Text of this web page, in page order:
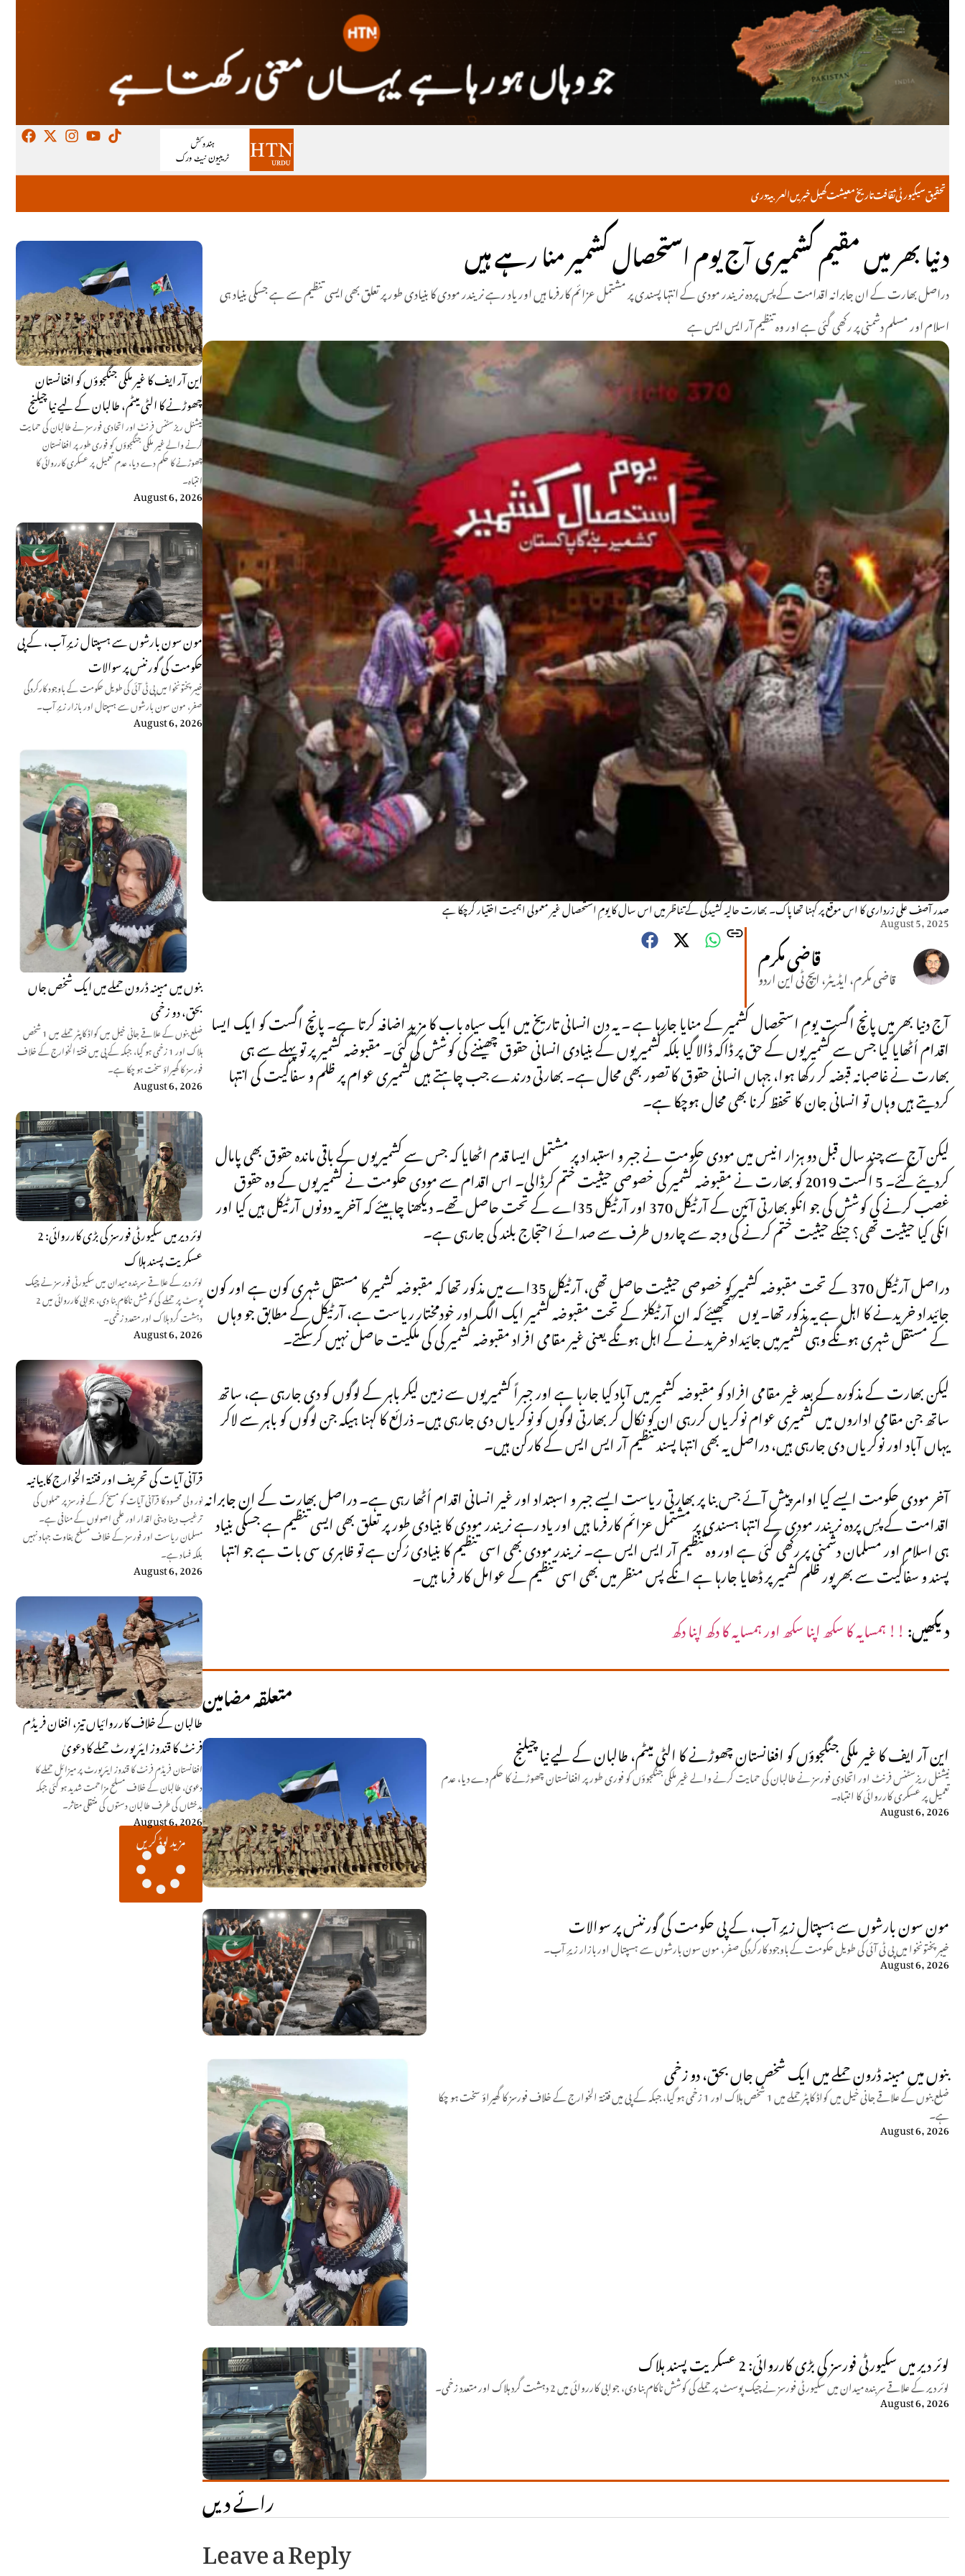
خبریںکھیلمعیشتتاریخثقافتسیکیورٹیتحقیق دریالعربية
این آر ایف کا غیر ملکی جنگجوؤں کو افغانستان
چھوڑنے کا الٹی میٹم، طالبان کے لیے نیا چیلنج
نیشنل ریزسٹنس فرنٹ اور اتحادی فورسز نے طالبان کی حمایت
کرنے والے غیر ملکی جنگجوؤں کو فوری طور پر افغانستان
چھوڑنے کا حکم دے دیا، عدم تعمیل پر عسکری کارروائی کا
انتباہ۔
August 6, 2026
مون سون بارشوں سے ہسپتال زیرِ آب، کے پی
حکومت کی گورننس پر سوالات
خیبرپختونخوا میں پی ٹی آئی کی طویل حکومت کے باوجود کارکردگی
صفر، مون سون بارشوں سے ہسپتال اور بازار زیرِ آب۔
August 6, 2026
بنوں میں مبینہ ڈرون حملے میں ایک شخص جاں
بحق، دو زخمی
ضلع بنوں کے علاقے جانی خیل میں کواڈ کاپٹر حملے میں 1 شخص
ہلاک اور 1 زخمی ہو گیا، جبکہ کے پی میں فتنۃ الخوارج کے خلاف
فورسز کا گھیراؤ سخت ہو چکا ہے۔
August 6, 2026
لوئر دیر میں سکیورٹی فورسز کی بڑی کارروائی: 2
عسکریت پسند ہلاک
لوئر دیر کے علاقے سربندہ میدان میں سکیورٹی فورسز نے چیک
پوسٹ پر حملے کی کوشش ناکام بنا دی، جوابی کارروائی میں 2
دہشت گرد ہلاک اور متعدد زخمی۔
August 6, 2026
قرآنی آیات کی تحریف اور فتنۃ الخوارج کا بیانیہ
نور ولی محسود کا قرآنی آیات کو مسخ کر کے فورسز پر حملوں کی
ترغیب دینا دینی اقدار اور علمی اصولوں کے منافی ہے۔
مسلمان ریاست اور فورسز کے خلاف مسلح بغاوت جہاد نہیں
بلکہ فساد ہے۔
August 6, 2026
طالبان کے خلاف کارروائیاں تیز، افغان فریڈم
فرنٹ کا قندوز ایئرپورٹ حملے کا دعویٰ
افغانستان فریڈم فرنٹ کا قندوز ایئرپورٹ پر میزائل حملے کا
دعویٰ، طالبان کے خلاف مسلح مزاحمت شدید ہو گئی جبکہ
بدخشاں کی طرف طالبان دستوں کی منتقلی متاثر۔
August 6, 2026
مزید لوڈ کریں
دنیا بھر میں مقیم کشمیری آج یوم استحصال کشمیر منا رہے ہیں
دراصل بھارت کے ان جابرانہ اقدامت کے پسِ پردہ نریندر مودی کے انتہا پسندی پر مشتمل عزائم کارفرما ہیں اور یاد رہے نریندر مودی کا بنیادی طور پر تعلق بھی ایسی تنظیم سے ہے جسکی بنیاد ہی
اسلام اور مسلم دشمنی پر رکھی گئی ہے اور وہ تنظیم آر ایس ایس ہے
صدر آصف علی زرداری کا اس موقع پر کہنا تھا پاک۔ بھارت حالیہ کشیدگی کے تناظر میں اس سال کا یومِ استحصال غیر معمولی اہمیت اختیار کرچکا ہے
August 5, 2025
قاضی مکرم
قاضی مکرم، ایڈیٹر، ایچ ٹی این اردو
آج دنیا بھر میں پانچ اگست یومِ استحصال کشمیر کے منایا جارہا ہے ۔ یہ دن انسانی تاریخ میں ایک سیاہ باب کا مزید اضافہ کرتا ہے۔ پانچ اگست کو ایک ایسا
اقدام اُٹھایا گیا جس سے کشمیریوں کے حق پر ڈاکہ ڈالا گیا بلکہ کشمیریوں کے بنیادی انسانی حقوق چھیننے کی کوشش کی گئی۔ مقبوضہ کشمیر پر تو پہلے سے ہی
بھارت نے غاصبانہ قبضہ کر رکھا ہوا، جہاں انسانی حقوق کا تصور بھی محال ہے۔ بھارتی درندے جب چاہتے ہیں کشمیری عوام پر ظلم و سفاکیت کی انتہا
کردیتے ہیں وہاں تو انسانی جان کا تحفظ کرنا بھی محال ہوچکا ہے۔
لیکن آج سے چند سال قبل دو ہزار انیس میں مودی حکومت نے جبر و استبداد پر مشتمل ایسا قدم اٹھایا کہ جس سے کشمیریوں کے باقی ماندہ حقوق بھی پامال
کردیئے گئے۔ 5 اگست 2019 کو بھارت نے مقبوضہ کشمیر کی خصوصی حیثیت ختم کرڈالی۔ اس اقدام سے مودی حکومت نے کشمیریوں کے وہ حقوق
غصب کرنے کی کوشش کی جو انکو بھارتی آئین کے آرٹیکل 370 اور آرٹیکل 35اے کے تحت حاصل تھے۔ دیکھنا چاہیئے کہ آخر یہ دونوں آرٹیکل ہیں کیا اور
انکی کیا حیثیت تھی؟ جنکے حیثیت ختم کرنے کی وجہ سے چاروں طرف سے صدائے احتجاج بلند کی جارہی ہے۔
دراصل آرٹیکل 370 کے تحت مقبوضہ کشمیر کو خصوصی حیثیت حاصل تھی، آرٹیکل 35اے میں مذکور تھا کہ مقبوضہ کشمیر کا مستقل شہری کون ہے اور کون
جائیداد خریدنے کا اہل ہے یہ مذکور تھا۔ یوں سمجھیئے کہ ان آرٹیکلز کے تحت مقبوضہ کشمیر ایک الگ اور خودمختار ریاست ہے، آرٹیکل کے مطابق جو وہاں
کے مستقل شہری ہونگے وہی کشمیرمیں جائیداد خریدنے کے اہل ہونگے یعنی غیر مقامی افراد مقبوضہ کشمیر کی کی ملکیت حاصل نہیں کرسکتے۔
لیکن بھارت کے مذکورہ کے بعد غیر مقامی افراد کو مقبوضہ کشمیر میں آباد کیا جارہا ہے اور جبراً کشمیریوں سے زمین لیکر باہر کے لوگوں کو دی جارہی ہے، ساتھ
ساتھ جن مقامی اداروں میں کشمیری عوام نوکریاں کررہی ان کو نکال کر بھارتی لوگوں کو نوکریاں دی جارہی ہیں۔ ذرائع کا کہنا ہیکہ جن لوگوں کو باہر سے لاکر
یہاں آباد اور نوکریاں دی جارہی ہیں، دراصل یہ بھی انتہا پسند تنظیم آر ایس ایس کے کارکن ہیں۔
آخر مودی حکومت ایسے کیا اوامر پیش آئے جس بنا پر بھارتی ریاست ایسے جبر و اسبتداد اور غیر انسانی اقدام اُٹھا رہی ہے۔ دراصل بھارت کے ان جابرانہ
اقدامت کے پسِ پردہ نریندر مودی کے انتہا ہسندی پر مشتمل عزائم کارفرما ہیں اور یاد رہے نریندر مودی کا بنیادی طور پر تعلق بھی ایسی تنظیم ہے جسکی بنیاد
ہی اسلام اور مسلمان دشمنی پر رکھی گئی ہے اور وہ تنظیم آر ایس ایس ہے۔ نریندر مودی بھی اسی تنظیم کا بنیادی رُکن ہے تو ظاہری سی بات ہے جو انتہا
پسند و سفاکیت سے بھرپور ظلم کشمیر پر ڈھایا جارہا ہے انکے پس منظر میں بھی اسی تنظیم کے عوامل کار فرما ہیں۔
دیکھیں:!! ہمسایہ کا سکھ اپنا سکھ اور ہمسایہ کا دکھ اپنا دکھ
متعلقہ مضامین
این آر ایف کا غیر ملکی جنگجوؤں کو افغانستان چھوڑنے کا الٹی میٹم، طالبان کے لیے نیا چیلنج
نیشنل ریزسٹنس فرنٹ اور اتحادی فورسز نے طالبان کی حمایت کرنے والے غیر ملکی جنگجوؤں کو فوری طور پر افغانستان چھوڑنے کا حکم دے دیا، عدم
تعمیل پر عسکری کارروائی کا انتباہ۔
August 6, 2026
مون سون بارشوں سے ہسپتال زیرِ آب، کے پی حکومت کی گورننس پر سوالات
خیبرپختونخوا میں پی ٹی آئی کی طویل حکومت کے باوجود کارکردگی صفر، مون سون بارشوں سے ہسپتال اور بازار زیرِ آب۔
August 6, 2026
بنوں میں مبینہ ڈرون حملے میں ایک شخص جاں بحق، دو زخمی
ضلع بنوں کے علاقے جانی خیل میں کواڈ کاپٹر حملے میں 1 شخص ہلاک اور 1 زخمی ہو گیا، جبکہ کے پی میں فتنۃ الخوارج کے خلاف فورسز کا گھیراؤ سخت ہو چکا
ہے۔
August 6, 2026
لوئر دیر میں سکیورٹی فورسز کی بڑی کارروائی: 2 عسکریت پسند ہلاک
لوئر دیر کے علاقے سربندہ میدان میں سکیورٹی فورسز نے چیک پوسٹ پر حملے کی کوشش ناکام بنا دی، جوابی کارروائی میں 2 دہشت گرد ہلاک اور متعدد زخمی۔
August 6, 2026
رائے دیں
Leave a Reply